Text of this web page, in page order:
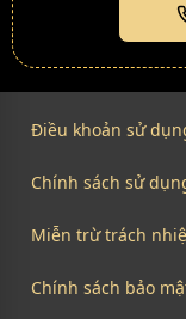
Điều khoản sử
Chính sách sử
Miễn trừ trách
Chính sách bảo